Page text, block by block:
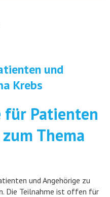
und
Krebs
für Patienten
Thema
und Angehörige zu
Die Teilnahme ist offen für